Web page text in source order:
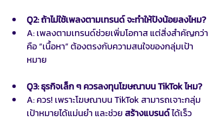
Q2: ถ้าไม่ใช้เพลงตามเทรนด์ จะทำให้ปังน้อยลงไหม?
A: เพลงตามเทรนด์ช่วยเพิ่มโอกาส แต่สิ่งสำคัญกว่า
คือ “เนื้อหา” ต้องตรงกับความสนใจของกลุ่มเป้า
หมาย
Q3: ธุรกิจเล็ก ๆ ควรลงทุนโฆษณาบน TikTok ไหม?
A: ควร! เพราะโฆษณาบน TikTok สามารถเจาะกลุ่ม
เป้าหมายได้แม่นยำ และช่วย สร้างแบรนด์ ได้เร็ว